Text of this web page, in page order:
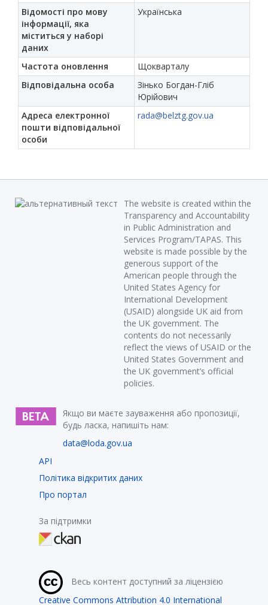
Відомості про мову
інформації, яка
міститься у наборі
даних
Українська
Частота оновлення
Щокварталу
Відповідальна особа
Зінько Богдан-Гліб
Юрійович
Адреса електронної
пошти відповідальної
особи
rada@belztg.gov.ua
The website is created within the
Transparency and Accountability
in Public Administration and
Services Program/TAPAS. This
website is made possible by the
generous support of the
American people through the
United States Agency for
International Development
(USAID) alongside UK aid from
the UK government. The
contents do not necessarily
reflect the views of USAID or the
United States Government and
the UK government’s official
policies.
Якщо ви маєте зауваження або пропозиції,
будь ласка, напишіть нам:
data@loda.gov.ua
API
Політика відкритих даних
Про портал
За підтримки
Весь контент доступний за ліцензією
Creative Commons Attribution 4.0 International